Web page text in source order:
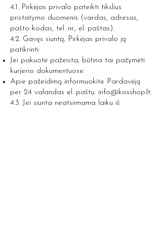
4.1. Pirkėjas privalo pateikti tikslius
pristatymo duomenis (vardas, adresas,
pašto kodas, tel. nr., el. paštas).
4.2. Gavęs siuntą, Pirkėjas privalo ją
patikrinti:
Jei pakuotė pažeista, būtina tai pažymėti
kurjerio dokumentuose.
Apie pažeidimą informuokite Pardavėją
per 24 valandas el. paštu: info@kosshop.lt.
4.3. Jei siunta neatsiimama laiku iš